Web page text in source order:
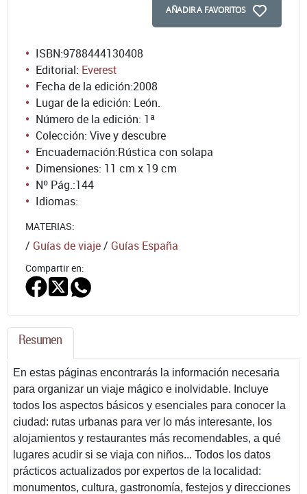
AÑADIR A FAVORITOS
ISBN:9788444130408
Editorial: Everest
Fecha de la edición:2008
Lugar de la edición: León.
Número de la edición: 1ª
Colección: Vive y descubre
Encuadernación:Rústica con solapa
Dimensiones: 11 cm x 19 cm
Nº Pág.:144
Idiomas:
MATERIAS:
/ Guías de viaje/ Guías España
Compartir en:
Resumen
En estas páginas encontrarás la información necesaria
para organizar un viaje mágico e inolvidable. Incluye
todos los aspectos básicos y esenciales para conocer la
ciudad: rutas urbanas para ver lo más interesante, los
alojamientos y restaurantes más recomendables, a qué
lugares acudir si se viaja con niños... Todos los datos
prácticos actualizados por expertos de la localidad:
monumentos, cultura, gastronomía, festejos y direcciones